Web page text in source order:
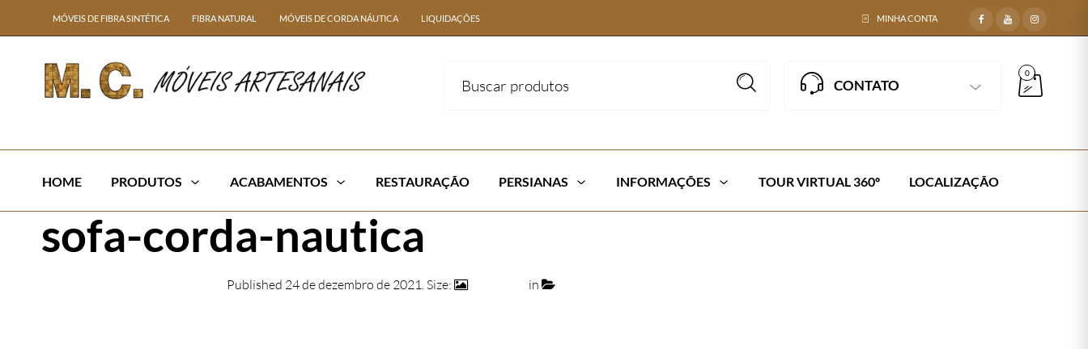
MÓVEIS DE FIBRA SINTÉTICA FIBRA NATURAL MÓVEIS DE CORDA NÁUTICA LIQUIDAÇÕES MINHA CONTA
CONTATO
0
HOME PRODUTOS ACABAMENTOS RESTAURAÇÃO PERSIANAS INFORMAÇÕES TOUR VIRTUAL 360º LOCALIZAÇÃO
sofa-corda-nautica
Published 24 de dezembro de 2021 . Size: in